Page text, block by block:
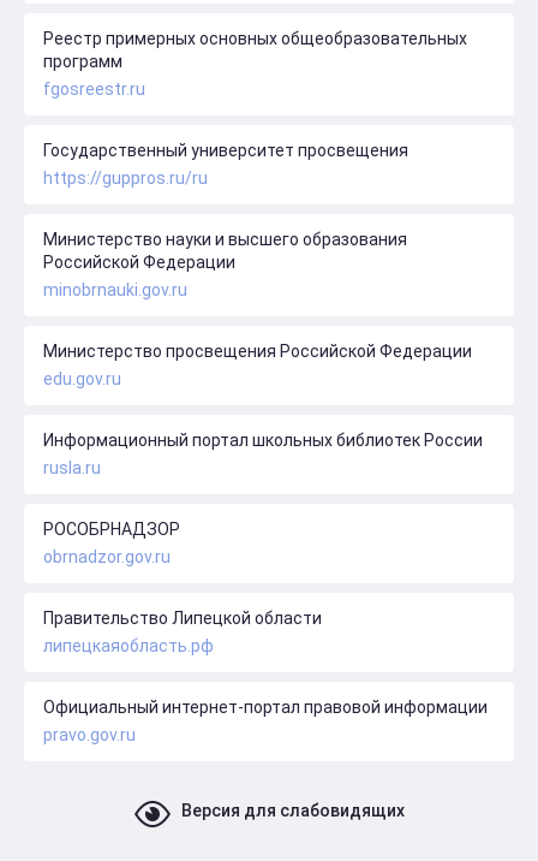
Реестр примерных основных общеобразовательных
программ
fgosreestr.ru
Государственный университет просвещения
https://guppros.ru/ru
Министерство науки и высшего образования
Российской Федерации
minobrnauki.gov.ru
Министерство просвещения Российской Федерации
edu.gov.ru
Информационный портал школьных библиотек России
rusla.ru
РОСОБРНАДЗОР
obrnadzor.gov.ru
Правительство Липецкой области
липецкаяобласть.рф
Официальный интернет-портал правовой информации
pravo.gov.ru
Версия для слабовидящих